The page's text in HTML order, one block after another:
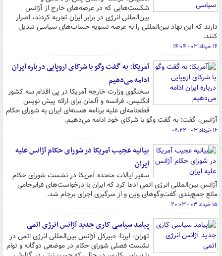
شکست‌هایی که در عرصه‌های خارج از آژانس
بین‌المللی انرژی در برابر ایران تجربه کردند، اصرار
دارند که این نهاد بین‌المللی را به عرصه تسویه حساب‌های سیاسی تبدیل
کنند.
۱۶ خرداد ۰۳ - ۱۴:۰۴
آمریکا: به گفت وگو با شرکای اروپایی درباره ایران
ادامه می‌دهیم
سخنگوی وزارت خارجه آمریکا در پی اقدام سه کشور
انگلیس، فرانسه و آلمان برای ارائه پیش نویس
قطعنامه‌ای علیه برنامه هسته‌ای ایران به شورای حکام
آژانس، گفت: به گفت وگو با شرکای خود ادامه می‌دهیم.
۱۶ خرداد ۰۳ - ۰۸:۲۲
بیانیه عجیب آمریکا در شورای حکام آژانس علیه
ایران
سفیر ایالات متحده آمریکا در نشست شورای حکام
آژانس بین‌المللی انرژی اتمی ادعا کرد که ایران با درخواست‌های فرابرجامی
مانع جمع‌بندی گفت‌وگوهای وین و از سرگیری اجرای برجام شد.
۱۵ خرداد ۰۳ - ۲۰:۰۳
پیامد سیاسی کاری جدید آژانس انرژی اتمی
تهران- ایرنا- دبیرکل آژانس بین‌المللی انرژی اتمی در
نشست فصلی شورای حکام در موضعی دوگانه و توام